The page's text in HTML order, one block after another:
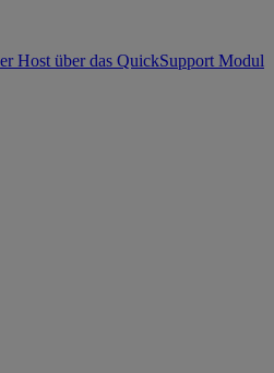
Host über das QuickSupport Modul